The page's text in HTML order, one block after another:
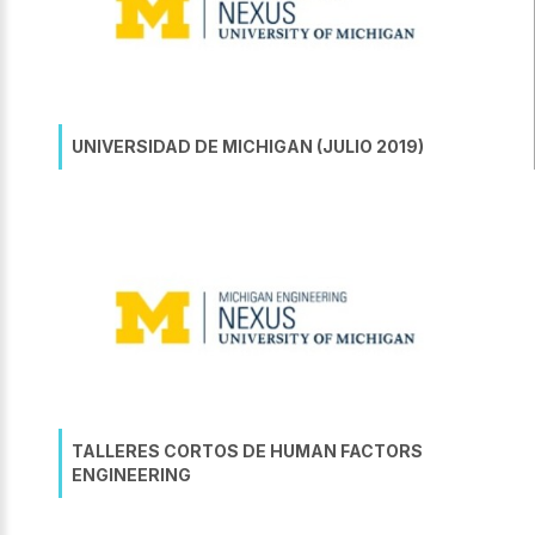
UNIVERSIDAD DE MICHIGAN (JULIO 2019)
TALLERES CORTOS DE HUMAN FACTORS
ENGINEERING